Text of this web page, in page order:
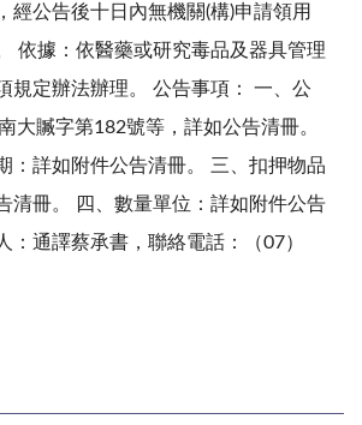
經公告後十日內無機關(構)申請領用
依據：依醫藥或研究毒品及器具管理
規定辦法辦理。 公告事項： 一、公
大贓字第182號等，詳如公告清冊。
：詳如附件公告清冊。 三、扣押物品
清冊。 四、數量單位：詳如附件公告
：通譯蔡承書，聯絡電話：（07）